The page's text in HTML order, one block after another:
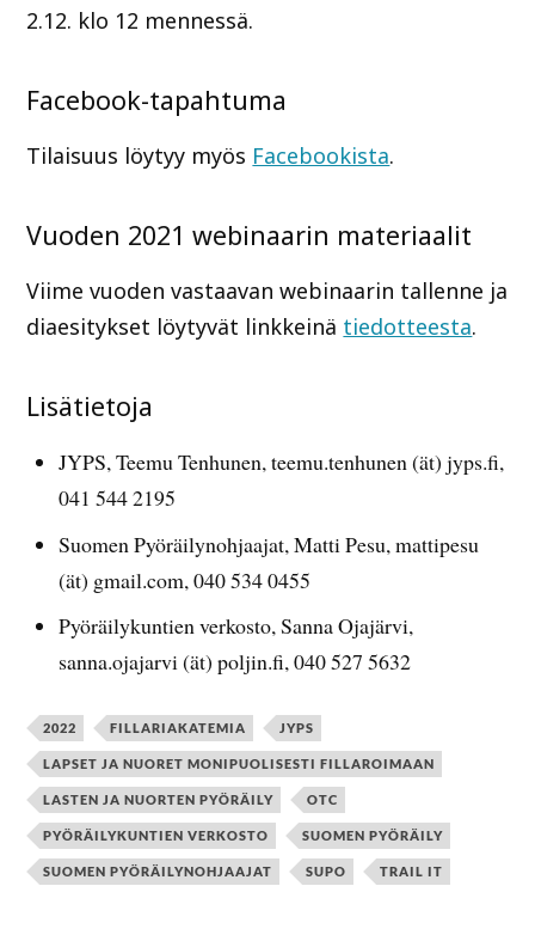
2.12. klo 12 mennessä.
Facebook-tapahtuma
Tilaisuus löytyy myös Facebookista.
Vuoden 2021 webinaarin materiaalit
Viime vuoden vastaavan webinaarin tallenne ja
diaesitykset löytyvät linkkeinä tiedotteesta.
Lisätietoja
JYPS, Teemu Tenhunen, teemu.tenhunen (ät) jyps.fi,
041 544 2195
Suomen Pyöräilynohjaajat, Matti Pesu, mattipesu
(ät) gmail.com, 040 534 0455
Pyöräilykuntien verkosto, Sanna Ojajärvi,
sanna.ojajarvi (ät) poljin.fi, 040 527 5632
2022 FILLARIAKATEMIA JYPS
LAPSET JA NUORET MONIPUOLISESTI FILLAROIMAAN
LASTEN JA NUORTEN PYÖRÄILY OTC
PYÖRÄILYKUNTIEN VERKOSTO SUOMEN PYÖRÄILY
SUOMEN PYÖRÄILYNOHJAAJAT SUPO TRAIL IT